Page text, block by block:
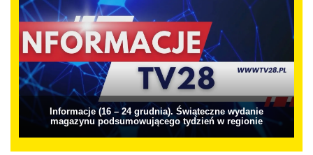
Informacje (16 – 24 grudnia). Świąteczne wydanie
magazynu podsumowującego tydzień w regionie